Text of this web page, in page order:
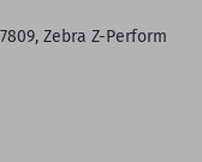
Zebra Z-Perform